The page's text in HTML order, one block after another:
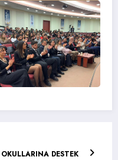
DESTEK